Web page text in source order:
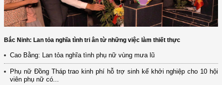
Bắc Ninh: Lan tỏa nghĩa tình tri ân từ những việc làm thiết thực
Cao Bằng: Lan tỏa nghĩa tình phụ nữ vùng mưa lũ
Phụ nữ Đồng Tháp trao kinh phí hỗ trợ sinh kế khởi nghiệp cho 10 hội
viên phụ nữ có...